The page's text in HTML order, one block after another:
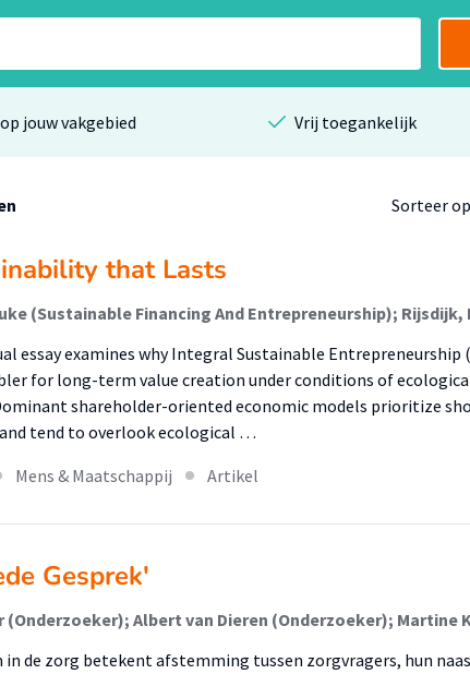
jouw vakgebied Vrij toegankelijk
Sorteer
that Lasts
essay examines why Integral Sustainable Entrepreneurship
for long-term value creation under conditions of
shareholder-oriented economic models prioritize
tend to overlook ecological …
Mens & Maatschappij Artikel
Gesprek'
in de zorg betekent afstemming tussen zorgvragers, hun